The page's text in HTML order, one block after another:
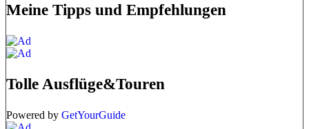
Meine Tipps und Empfehlungen
Tolle Ausflüge&Touren
Powered by GetYourGuide